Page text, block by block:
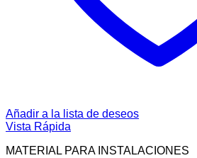
Añadir a la lista de deseos
Vista Rápida
MATERIAL PARA INSTALACIONES